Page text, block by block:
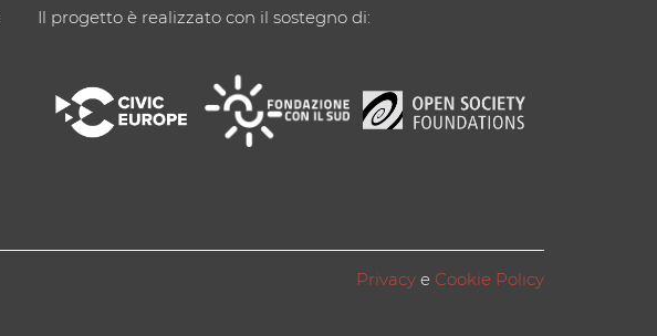
Il progetto è realizzato con il sostegno di:
Privacy e Cookie Policy